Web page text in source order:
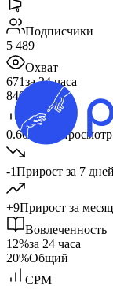
Подписчики
5 489
Охват
671за 24 часа
840
Общий
CPV
0.60 ₽
за 1 просмотр
-1Прирост за 7 дней
+9Прирост за месяц
Вовлеченность
12%за 24 часа
20%Общий
CPM